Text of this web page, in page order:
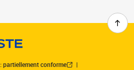
partiellement conforme